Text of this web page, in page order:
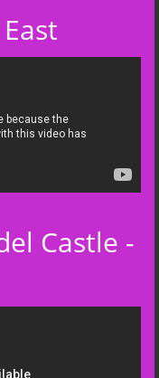
Castle -